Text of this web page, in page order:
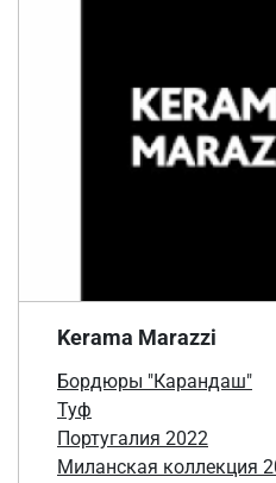
Kerama Marazzi
Бордюры "Карандаш"
Туф
Португалия 2022
Миланская коллекция